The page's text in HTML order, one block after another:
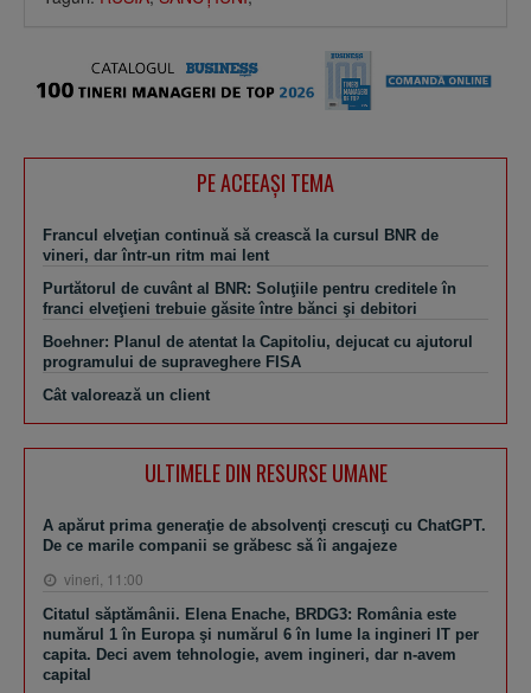
PE ACEEAŞI TEMA
Francul elveţian continuă să crească la cursul BNR de
vineri, dar într-un ritm mai lent
Purtătorul de cuvânt al BNR: Soluţiile pentru creditele în
franci elveţieni trebuie găsite între bănci şi debitori
Boehner: Planul de atentat la Capitoliu, dejucat cu ajutorul
programului de supraveghere FISA
Cât valorează un client
ULTIMELE DIN RESURSE UMANE
A apărut prima generaţie de absolvenţi crescuţi cu ChatGPT.
De ce marile companii se grăbesc să îi angajeze
vineri, 11:00
Citatul săptămânii. Elena Enache, BRDG3: România este
numărul 1 în Europa şi numărul 6 în lume la ingineri IT per
capita. Deci avem tehnologie, avem ingineri, dar n-avem
capital